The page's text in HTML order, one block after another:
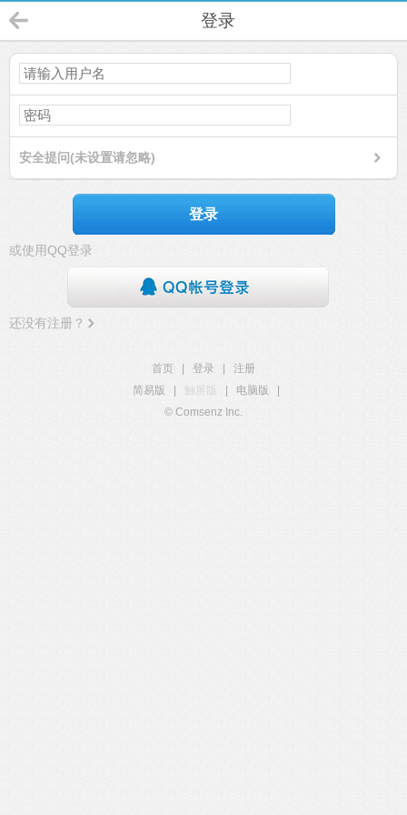
登录
安全提问(未设置请忽略)
登录
或使用QQ登录
还没有注册？
首页 登录
注册
简易版
触屏版 电脑版
© Comsenz Inc.